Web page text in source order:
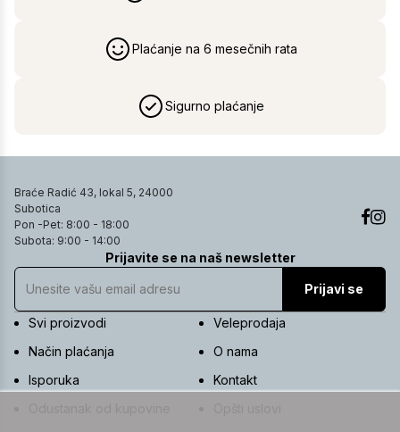
Plaćanje na 6 mesečnih rata
Sigurno plaćanje
Braće Radić 43, lokal 5, 24000
Subotica
Pon -Pet: 8:00 - 18:00
Subota: 9:00 - 14:00
Prijavite se na naš newsletter
Prijavi se
Svi proizvodi
Veleprodaja
Način plaćanja
O nama
Isporuka
Kontakt